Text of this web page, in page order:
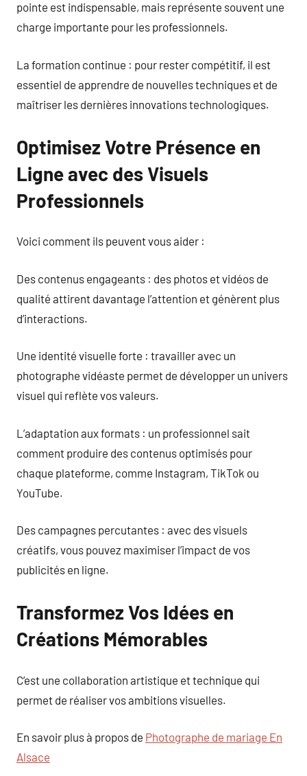
pointe est indispensable, mais représente souvent une
charge importante pour les professionnels.
La formation continue : pour rester compétitif, il est
essentiel de apprendre de nouvelles techniques et de
maîtriser les dernières innovations technologiques.
Optimisez Votre Présence en
Ligne avec des Visuels
Professionnels
Voici comment ils peuvent vous aider :
Des contenus engageants : des photos et vidéos de
qualité attirent davantage l’attention et génèrent plus
d’interactions.
Une identité visuelle forte : travailler avec un
photographe vidéaste permet de développer un univers
visuel qui reflète vos valeurs.
L’adaptation aux formats : un professionnel sait
comment produire des contenus optimisés pour
chaque plateforme, comme Instagram, TikTok ou
YouTube.
Des campagnes percutantes : avec des visuels
créatifs, vous pouvez maximiser l’impact de vos
publicités en ligne.
Transformez Vos Idées en
Créations Mémorables
C’est une collaboration artistique et technique qui
permet de réaliser vos ambitions visuelles.
En savoir plus à propos de Photographe de mariage En
Alsace